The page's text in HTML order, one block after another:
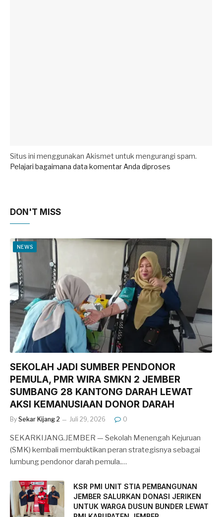
Situs ini menggunakan Akismet untuk mengurangi spam.
Pelajari bagaimana data komentar Anda diproses
DON'T MISS
NEWS
SEKOLAH JADI SUMBER PENDONOR
PEMULA, PMR WIRA SMKN 2 JEMBER
SUMBANG 28 KANTONG DARAH LEWAT
AKSI KEMANUSIAAN DONOR DARAH
By Sekar Kijang 2 Juli 29, 2026 0
SEKARKIJANG.JEMBER — Sekolah Menengah Kejuruan
(SMK) kembali membuktikan peran strategisnya sebagai
lumbung pendonor darah pemula.…
KSR PMI UNIT STIA PEMBANGUNAN
JEMBER SALURKAN DONASI JERIKEN
UNTUK WARGA DUSUN BUNDER LEWAT